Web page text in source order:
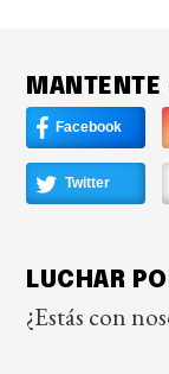
MANTENTE
Facebook
Twitter
LUCHAR
¿Estás con